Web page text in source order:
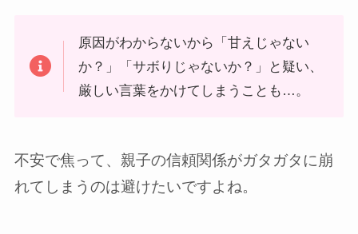
原因がわからないから「甘えじゃない
か？」「サボりじゃないか？」と疑い、
厳しい言葉をかけてしまうことも…。
不安で焦って、親子の信頼関係がガタガタに崩
れてしまうのは避けたいですよね。